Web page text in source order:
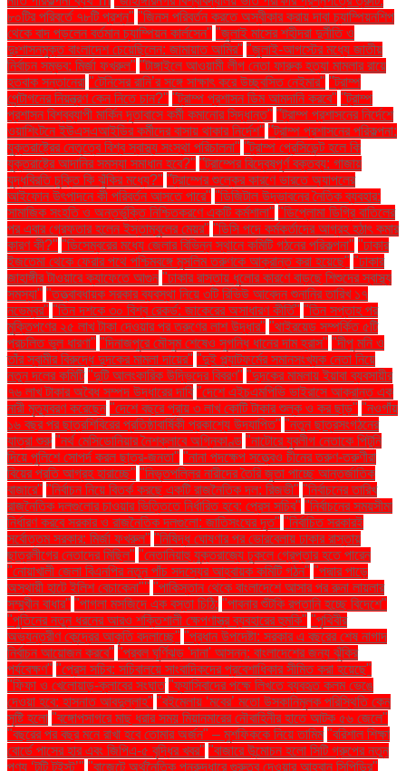
৮০টির পরিবর্তে ৭৮টি প্রশ্ন" "জিনস পরিবর্তন করতে অস্বীকার করায় দাবা চ্যাম্পিয়নশিপ
থেকে বাদ পড়লেন বর্তমান চ্যাম্পিয়ন কার্লসেন" "জুলাই মাসের শহীদরা দুর্নীতি ও
দুঃশাসনমুক্ত বাংলাদেশ চেয়েছিলেন: জামায়াত আমির" "জুলাই-আগস্টের মধ্যে জাতীয়
নির্বাচন সম্ভব: মির্জা ফখরুল" "টাঙ্গাইলে আওয়ামী লীগ নেতা ফারুক হত্যা মামলার রায়ে
হতবাক সন্তানেরা "টেনিসের রানি’র সঙ্গে সাক্ষাৎ করে উচ্ছ্বসিত নেইমার" "ট্রাম্প
পেন্টাগনের নিয়ন্ত্রণ কেন নিতে চান?" "ট্রাম্প প্রশাসন ডিম আমদানি করবে" "ট্রাম্প
প্রশাসন বিশ্বব্যাপী মার্কিন দূতাবাসে কর্মী কমানোর সিদ্ধান্ত" "ট্রাম্প প্রশাসনের নির্দেশে
ওয়াশিংটনে ইউএসএআইডির কর্মীদের বাসায় থাকার নির্দেশ" "ট্রাম্প প্রশাসনের পরিকল্পনা:
যুক্তরাষ্ট্রের নেতৃত্বে বিশ্ব স্বাস্থ্য সংস্থা পরিচালনা" "ট্রাম্প প্রেসিডেন্ট হলে কি
যুক্তরাষ্ট্রে আদানির সমস্যা সমাধান হবে?" "ট্রাম্পের বিদ্বেষপূর্ণ বক্তব্য: গাজায়
যুদ্ধবিরতি চুক্তি কি ঝুঁকির মধ্যে?" "ট্রাম্পের শুল্কের কারণে ভারতে অ্যাপলের
আইফোন উৎপাদনে কী পরিবর্তন আসতে পারে" "ডিজিটাল উদ্ভাবনের নৈতিক ব্যবহার:
সামাজিক সংহতি ও অন্তর্ভুক্তি নিশ্চিতকরণে একটি কর্মশালা" "ডিপ্লোমা ডিগ্রি বাতিলের
পর এবার গ্রেফতার হলেন ইস্তাম্বুলের মেয়র" "ডিসি পদে কর্মকর্তাদের আগ্রহ হঠাৎ কমার
কারণ কী?" "ডিসেম্বরের মধ্যে জেলার বিভিন্ন স্থানে কমিটি গঠনের পরিকল্পনা" "ঢাকার
ইজতেমা থেকে ফেরার পথে পশ্চিমবঙ্গে মুসলিম তরুণকে আক্রান্ত করা হয়েছে" "ঢাকার
জাহাঙ্গীর টাওয়ারে ক্যাফেতে আগুন "ঢাকার রাস্তায় ধুলোর কারণে বাড়ছে শিশুদের স্বাস্থ্য
সমস্যা" "তত্ত্বাবধায়ক সরকার ব্যবস্থা নিয়ে ৩টি রিভিউ আবেদন শুনানির তারিখ ১৭
নভেম্বর" "তিন দশকে ৩০ বিশ্ব রেকর্ড: জাকেরের অসাধারণ কীর্তি" "তিন সপ্তাহ পর
মুক্তিপণের ২৫ লাখ টাকা দেওয়ার পর তরুণের লাশ উদ্ধার" "থাইরয়েড সম্পর্কিত ৫টি
প্রচলিত ভুল ধারণা" "দিনাজপুরে মৌসুম শেষেও সুগন্ধি ধানের দাম হ্রাস" "দীপু মনি ও
তাঁর স্বামীর বিরুদ্ধে দুদকের মামলা দায়ের" "দুই প্ল্যাটফর্মের সমানসংখ্যক নেতা নিয়ে
নতুন দলের কমিটি "দুটি আলংকারিক উদ্ভিদের বিবরণ" "দুদকের মামলায় ইয়াবা ব্যবসায়ীর
৭৬ লাখ টাকার অবৈধ সম্পদ উদ্ধারের দাবি "দেশে এইচএমপিভি ভাইরাসে আক্রান্ত এক
নারী মৃত্যুবরণ করেছেন "দেশে বছরে প্রায় ৩ লাখ কোটি টাকার শুল্ক ও কর ছাড়" "নওগাঁয়
১৬ বছর পর ছাত্রশিবিরের প্রতিষ্ঠাবার্ষিকী প্রকাশ্যে উদযাপিত" "নতুন ছাত্রসংগঠনের
যাত্রা শুরু "নর্থ মেসিডোনিয়ার নৈশক্লাবে অগ্নিকাণ্ড "নাটোরে যুবলীগ নেতাকে পিটুনি
দিয়ে পুলিশে সোপর্দ করল ছাত্র-জনতা" "নানা পদক্ষেপ সত্ত্বেও চীনের তরুণ-তরুণীরা
বিয়ের প্রতি আগ্রহ হারাচ্ছে" "নিভৃতপল্লির নারীদের তৈরি জুতা পাচ্ছে আন্তর্জাতিক
বাজারে" "নির্বাচন নিয়ে বিতর্ক করছে একটি রাজনৈতিক দল: রিজভী" "নির্বাচনের তারিখ
রাজনৈতিক দলগুলোর চাওয়ার ভিত্তিতে নির্ধারিত হবে: প্রেস সচিব" "নির্বাচনের সময়সীমা
নির্ধারণ করবে সরকার ও রাজনৈতিক দলগুলো: জাতিসংঘের দূত" "নির্বাচিত সরকারই
সর্বোত্তম সরকার: মির্জা ফখরুল" "নিষিদ্ধ ঘোষণার পর ভোরবেলায় ঢাকার রাস্তায়
ছাত্রলীগের নেতাদের মিছিল" "নেতানিয়াহু যুক্তরাজ্যে ঢুকলে গ্রেপ্তার হতে পারেন
"নোয়াখালী জেলা বিএনপির নতুন পাঁচ সদস্যের আহ্বায়ক কমিটি গঠন" "পদ্মার পাড়ে
অস্থায়ী হাটে ইলিশ বেচাকেনা"'' "পাকিস্তান থেকে বাংলাদেশে আসার পর রুনা লায়লার
সম্মুখীন বাধার" "পাগলা মসজিদে এক বস্তা চিঠি: "পাবনার শুঁটকি রপ্তানি হচ্ছে বিদেশে"
"পুতিনের নতুন ধরনের আরও শক্তিশালী ক্ষেপণাস্ত্র ব্যবহারের হুমকি" "পৃথিবীর
অভ্যন্তরীণ কেন্দ্রের আকৃতি বদলাচ্ছে" "প্রধান উপদেষ্টা: সরকার এ বছরের শেষ নাগাদ
নির্বাচন আয়োজন করবে" "প্রবল ঘূর্ণিঝড় 'দানা' আসন্ন: বাংলাদেশের জন্য ঝুঁকির
পর্যবেক্ষণ" "প্রেস সচিব: সচিবালয়ে সাংবাদিকদের প্রবেশাধিকার সীমিত করা হয়েছে"
"ফিফা ও খেলোয়াড়-ক্লাবের সংঘাত "ফ্যাসিবাদের পক্ষে লিখতে ব্যবহৃত কলম ভেঙে
দেওয়া হবে: হাসনাত আবদুল্লাহ" "বইমেলায় ‘মবের’ মতো উসকানিমূলক পরিস্থিতি কেন
সৃষ্টি হলো "বঙ্গোপসাগরে মাছ ধরার সময় মিয়ানমারের নৌবাহিনীর হাতে আটক ৫৬ জেলে"
"বছরের পর বছর মনে রাখা হবে তোমার অর্জন" – মুশফিককে নিয়ে তামিম "বরিশাল শিক্ষা
বোর্ডে পাসের হার এবং জিপিএ-৫ বৃদ্ধির খবর" "বাজারে উন্মোচন হলো সিটি গ্রুপের নতুন
পণ্য ‘টুটি টুইস্ট’" "বাজেটে অর্থনৈতিক পুনরুদ্ধারে গুরুত্ব দেওয়ার আহ্বান সিপিডির"